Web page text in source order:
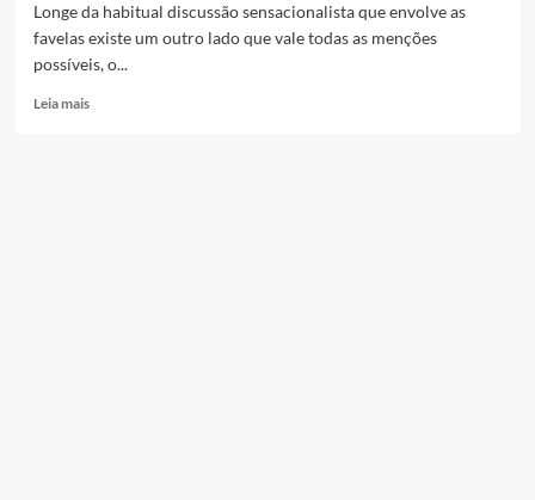
Longe da habitual discussão sensacionalista que envolve as
favelas existe um outro lado que vale todas as menções
possíveis, o...
Leia maisRead